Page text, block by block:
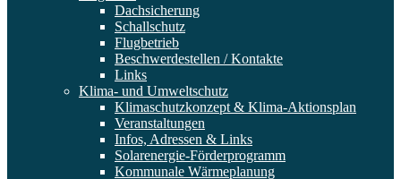
Dachsicherung
Schallschutz
Flugbetrieb
Beschwerdestellen / Kontakte
Links
Klima- und Umweltschutz
Klimaschutzkonzept & Klima-Aktionsplan
Veranstaltungen
Infos, Adressen & Links
Solarenergie-Förderprogramm
Kommunale Wärmeplanung